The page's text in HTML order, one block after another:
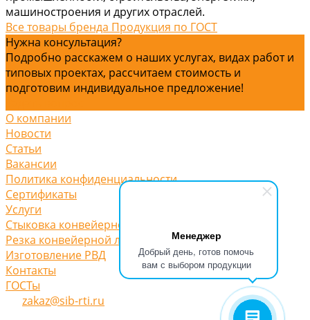
Менеджер
Добрый день, готов помочь
вам с выбором продукции
машиностроения и других отраслей.
Все товары бренда Продукция по ГОСТ
Нужна консультация?
Подробно расскажем о наших услугах, видах работ и
типовых проектах, рассчитаем стоимость и
подготовим индивидуальное предложение!
О компании
Новости
Статьи
Вакансии
Политика конфиденциальности
Сертификаты
Услуги
Стыковка конвейерной ленты
Резка конвейерной ленты
Изготовление РВД
Контакты
ГОСТы
zakaz@sib-rti.ru